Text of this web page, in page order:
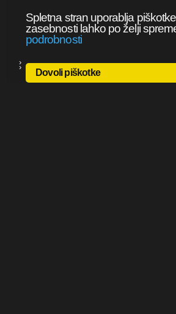
Spletna stran uporablja
zasebnosti lahko po želji
podrobnosti
Dovoli piškotke